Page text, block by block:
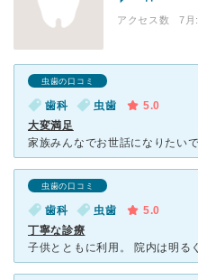
アクセス数 7月:
虫歯の口コミ
歯科 虫歯
5.0
大変満足
虫歯の口コミ
歯科 虫歯
5.0
丁寧な診療